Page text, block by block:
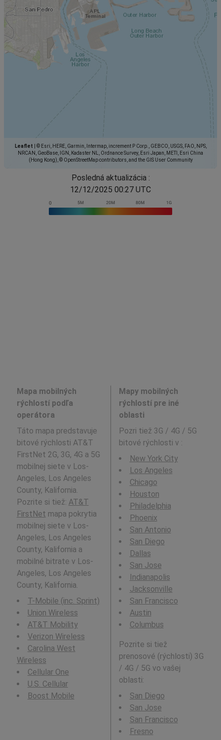
Leaflet
© Esri, HERE, Garmin, Intermap, increment P Corp., GEBCO, USGS, FAO, NPS,
NRCAN, GeoBase, IGN, Kadaster NL, Ordnance Survey, Esri Japan, METI, Esri China
(Hong Kong), © OpenStreetMap contributors, and the GIS User Community
Posledná aktualizácia :
12/12/2025 00:27 UTC
Mapa mobilných
rýchlostí podľa
operátora
Táto mapa predstavuje
bitové rýchlosti AT&T
FirstNet 2G, 3G, 4G a 5G
mobilnej siete v Los-
Angeles, Los Angeles
County, Kalifornia.
Pozrite si tiež: AT&T
FirstNet mapa pokrytia
mobilnej siete v Los-
Angeles, Los Angeles
County, Kalifornia a
mobilné bitrate v Los-
Angeles, Los Angeles
County, Kalifornia.
T-Mobile (inc. Sprint)
Union Wireless
AT&T Mobility
Verizon Wireless
Carolina West
Wireless
Cellular One
U.S. Cellular
Boost Mobile
Mapy mobilných
rýchlostí pre iné
oblasti
Pozri tiež 3G / 4G / 5G
bitové rýchlosti v :
New York City
Los Angeles
Chicago
Houston
Philadelphia
Phoenix
San Antonio
San Diego
Dallas
San Jose
Indianapolis
Jacksonville
San Francisco
Austin
Columbus
Pozrite si tiež
prenosové (rýchlosti) 3G
/ 4G / 5G vo vašej
oblasti:
San Diego
San Jose
San Francisco
Fresno